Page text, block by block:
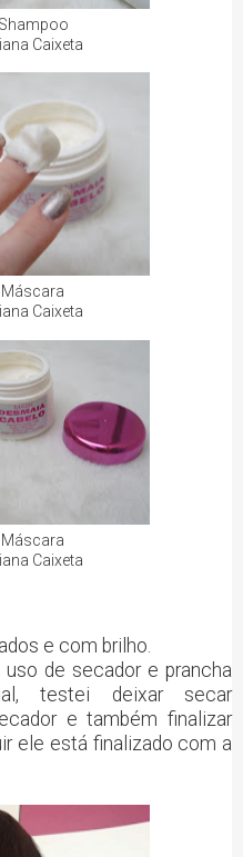
Caixeta
Caixeta
Caixeta
e com brilho.
de secador e prancha
testei deixar secar
e também finalizar
ele está finalizado com a